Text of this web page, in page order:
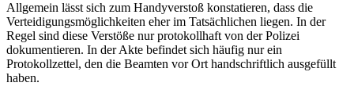
Allgemein lässt sich zum Handyverstoß konstatieren, dass die
Verteidigungsmöglichkeiten eher im Tatsächlichen liegen. In der
Regel sind diese Verstöße nur protokollhaft von der Polizei
dokumentieren. In der Akte befindet sich häufig nur ein
Protokollzettel, den die Beamten vor Ort handschriftlich ausgefüllt
haben.